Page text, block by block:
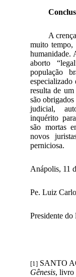
A
muito tempo,
humanidade.
aborto
população
resulta de
são
judicial,
inquérito
são mortas
novos
perniciosa.
Anápolis, 11
Pe. Luiz
Presidente
[1] SANTO
Gênesis, livro